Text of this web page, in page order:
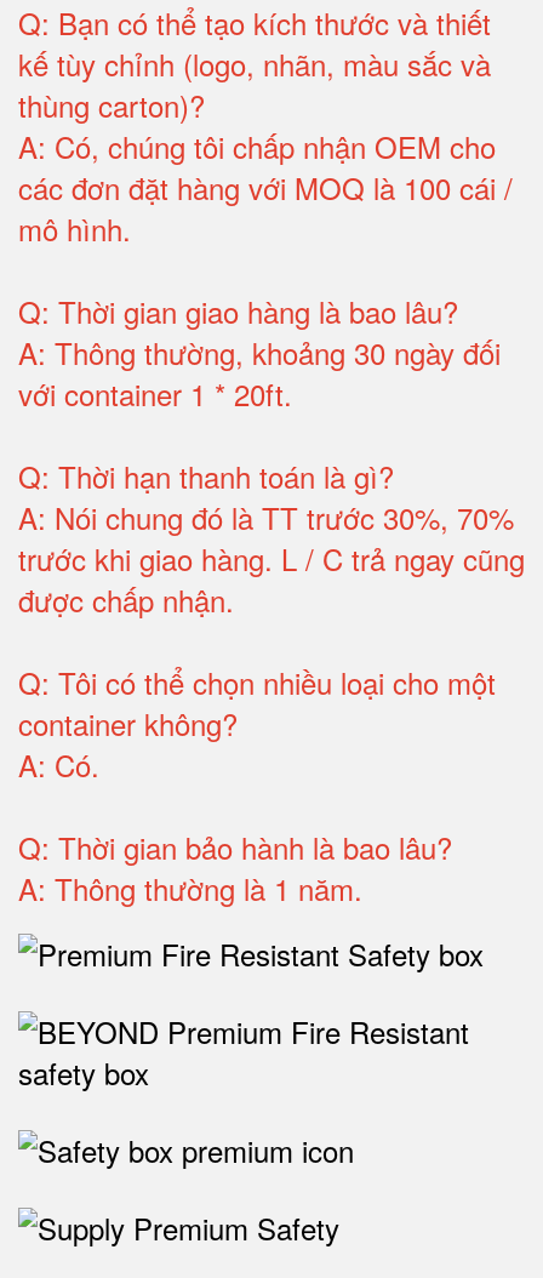
Q: Bạn có thể tạo kích thước và thiết
kế tùy chỉnh (logo, nhãn, màu sắc và
thùng carton)?
A: Có, chúng tôi chấp nhận OEM cho
các đơn đặt hàng với MOQ là 100 cái /
mô hình.
Q: Thời gian giao hàng là bao lâu?
A: Thông thường, khoảng 30 ngày đối
với container 1 * 20ft.
Q: Thời hạn thanh toán là gì?
A: Nói chung đó là TT trước 30%, 70%
trước khi giao hàng. L / C trả ngay cũng
được chấp nhận.
Q: Tôi có thể chọn nhiều loại cho một
container không?
A: Có.
Q: Thời gian bảo hành là bao lâu?
A: Thông thường là 1 năm.